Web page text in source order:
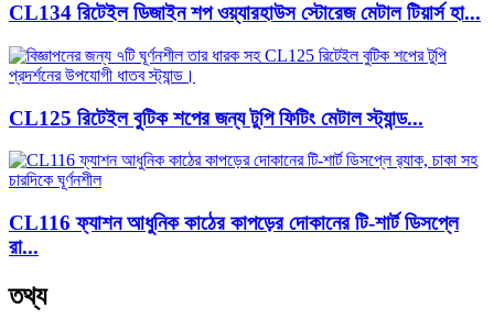
CL134 রিটেইল ডিজাইন শপ ওয়্যারহাউস স্টোরেজ মেটাল টিয়ার্স হা...
CL125 রিটেইল বুটিক শপের জন্য টুপি ফিটিং মেটাল স্ট্যান্ড...
CL116 ফ্যাশন আধুনিক কাঠের কাপড়ের দোকানের টি-শার্ট ডিসপ্লে
রা...
তথ্য